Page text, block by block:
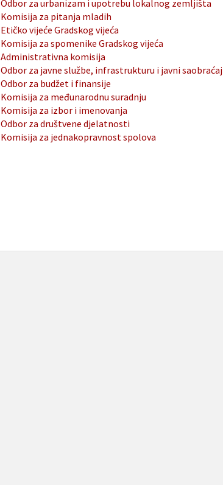
Odbor za urbanizam i upotrebu lokalnog zemljišta
Komisija za pitanja mladih
Etičko vijeće Gradskog vijeća
Komisija za spomenike Gradskog vijeća
Administrativna komisija
Odbor za javne službe, infrastrukturu i javni saobraćaj
Odbor za budžet i finansije
Komisija za međunarodnu suradnju
Komisija za izbor i imenovanja
Odbor za društvene djelatnosti
Komisija za jednakopravnost spolova